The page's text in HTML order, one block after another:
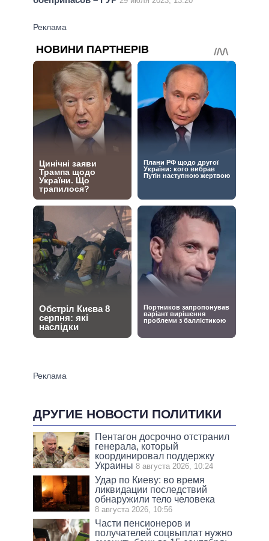
ДРУГИЕ НОВОСТИ ПОЛИТИКИ
Пентагон досрочно отстранил
генерала, который
координировал поддержку
Украины 8 августа 2026, 10:24
Удар по Киеву: во время
ликвидации последствий
обнаружили тело человека
8 августа 2026, 10:56
Части пенсионеров и
получателей соцвыплат нужно